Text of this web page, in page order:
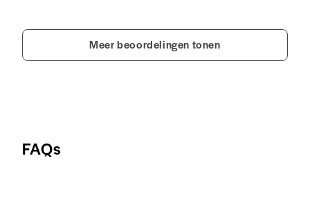
Meer beoordelingen tonen
FAQs